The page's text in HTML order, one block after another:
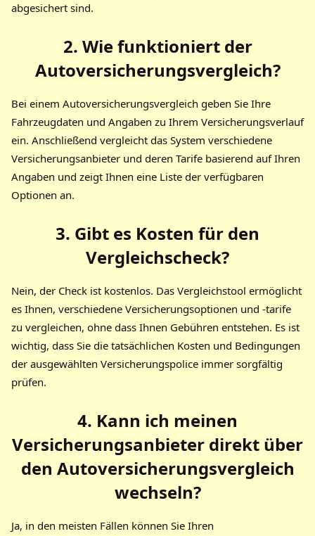
abgesichert sind.
2. Wie funktioniert der
Autoversicherungsvergleich?
Bei einem Autoversicherungsvergleich geben Sie Ihre
Fahrzeugdaten und Angaben zu Ihrem Versicherungsverlauf
ein. Anschließend vergleicht das System verschiedene
Versicherungsanbieter und deren Tarife basierend auf Ihren
Angaben und zeigt Ihnen eine Liste der verfügbaren
Optionen an.
3. Gibt es Kosten für den
Vergleichscheck?
Nein, der Check ist kostenlos. Das Vergleichstool ermöglicht
es Ihnen, verschiedene Versicherungsoptionen und -tarife
zu vergleichen, ohne dass Ihnen Gebühren entstehen. Es ist
wichtig, dass Sie die tatsächlichen Kosten und Bedingungen
der ausgewählten Versicherungspolice immer sorgfältig
prüfen.
4. Kann ich meinen
Versicherungsanbieter direkt über
den Autoversicherungsvergleich
wechseln?
Ja, in den meisten Fällen können Sie Ihren